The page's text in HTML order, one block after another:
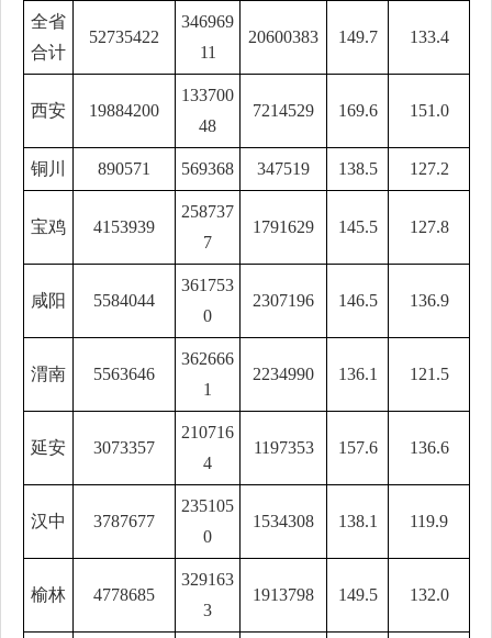
全省
合计
52735422
346969
11
20600383 149.7 133.4
西安 19884200
133700
48
7214529 169.6 151.0
铜川 890571 569368 347519 138.5 127.2
宝鸡 4153939
258737
7
1791629 145.5 127.8
咸阳 5584044
361753
0
2307196 146.5 136.9
渭南 5563646
362666
1
2234990 136.1 121.5
延安 3073357
210716
4
1197353 157.6 136.6
汉中 3787677
235105
0
1534308 138.1 119.9
榆林 4778685
329163
3
1913798 149.5 132.0